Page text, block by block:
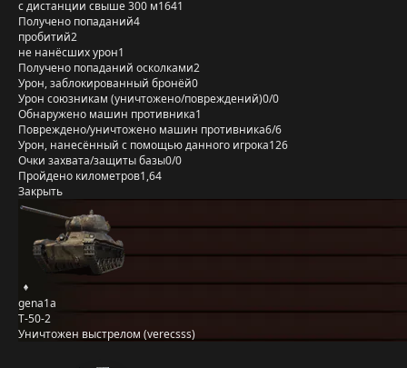
с дистанции свыше 300 м1641
Получено попаданий4
пробитий2
не нанёсших урон1
Получено попаданий осколками2
Урон, заблокированный бронёй0
Урон союзникам (уничтожено/повреждений)0/0
Обнаружено машин противника1
Повреждено/уничтожено машин противника6/6
Урон, нанесённый с помощью данного игрока126
Очки захвата/защиты базы0/0
Пройдено километров1,64
Закрыть
gena1a
Т-50-2
Уничтожен выстрелом (verecsss)